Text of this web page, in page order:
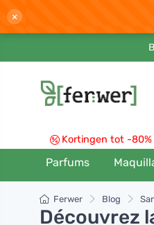
×
Kortingen tot -80%
Parfums
Ferwer Blog
Découvrez